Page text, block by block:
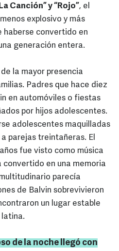
Canción” y “Rojo”, el
explosivo y más
haberse convertido en
generación entera.
la mayor presencia
Padres que hace diez
en automóviles o fiestas
por hijos adolescentes.
adolescentes maquilladas
parejas treintañeras. El
fue visto como música
convertido en una memoria
parecía
de Balvin sobrevivieron
un lugar estable
latina.
de la noche llegó con